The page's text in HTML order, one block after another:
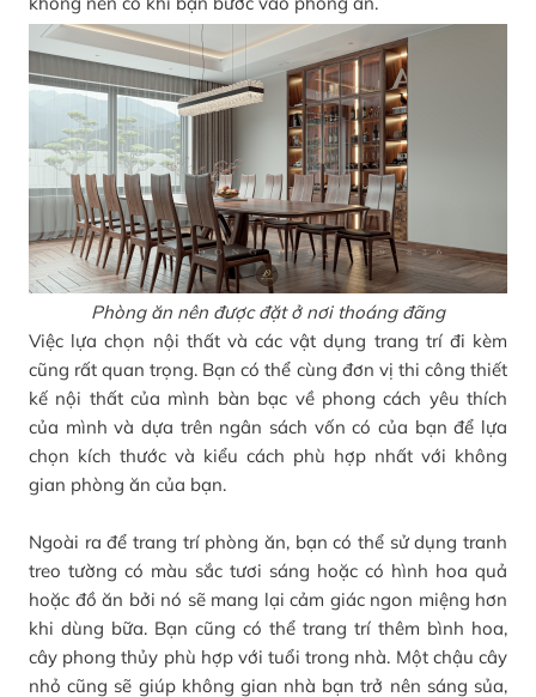
Phòng ăn nên được đặt ở nơi thoáng đãng
Việc lựa chọn nội thất và các vật dụng trang trí đi kèm
cũng rất quan trọng. Bạn có thể cùng đơn vị thi công thiết
kế nội thất của mình bàn bạc về phong cách yêu thích
của mình và dựa trên ngân sách vốn có của bạn để lựa
chọn kích thước và kiểu cách phù hợp nhất với không
gian phòng ăn của bạn.
Ngoài ra để trang trí phòng ăn, bạn có thể sử dụng tranh
treo tường có màu sắc tươi sáng hoặc có hình hoa quả
hoặc đồ ăn bởi nó sẽ mang lại cảm giác ngon miệng hơn
khi dùng bữa. Bạn cũng có thể trang trí thêm bình hoa,
cây phong thủy phù hợp với tuổi trong nhà. Một chậu cây
nhỏ cũng sẽ giúp không gian nhà bạn trở nên sáng sủa,